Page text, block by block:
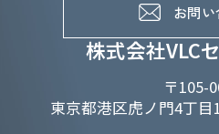
株式会社VLC
〒105-
東京都港区虎ノ門4丁
お問